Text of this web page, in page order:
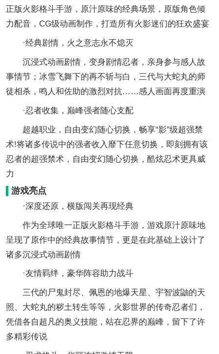
正版火影格斗手游，原汁原味的经典场景，原版角色倾
力配音，CG级动画制作，打造所有火影迷们的狂欢盛宴
·经典剧情，火之意志永不熄灭
沉浸式动画剧情，变身剧情忍者，亲身参与感人故
事情节；冰雪飞舞下的再不斩与白，三代与大蛇丸的师
徒相杀，鸣人和佐助的激烈对抗……感人画面再度重演
·忍者收集，巅峰强者随心支配
超越职业，自由变幻随心切换，畅享“影”级超强禁
术!将诸多传说中的强者收入靡下任意切换，即刻拥有该
忍者的超强禁术，自由变幻随心切换，酷炫忍术更具威
力
游戏亮点
·深度还原，横版闯关再现经典
作为全球唯一正版火影格斗手游，游戏原汁原味地
呈现了原作中的经典故事情节，更是在此基础上设计了
诸多沉浸式动画剧情
·友情羁绊，豪华阵容助力战斗
三代的尸鬼封尽、佩恩的地爆天星、宇智波鼬的天
照、大蛇丸的秽土转生等等，火影世界的传奇忍者们，
凭借各自超凡的奥义技能，站在忍界的巅峰，留下了许
多精彩传说